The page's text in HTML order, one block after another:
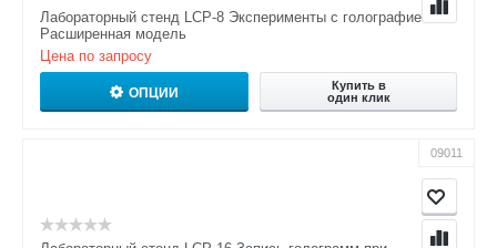
Лабораторный стенд LCP-8 Эксперименты с голографией.
Расширенная модель
Цена по запросу
ОПЦИИ
Купить в
один клик
09011